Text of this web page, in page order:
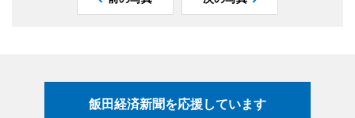
飯田経済新聞を応援しています